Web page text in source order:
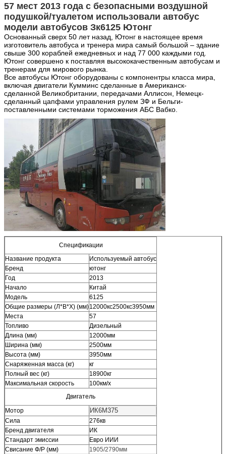
57 мест 2013 года с безопасными воздушной
подушкой/туалетом использовали автобус
модели автобусов Зк6125 Ютонг
Основанный сверх 50 лет назад, Ютонг в настоящее время
изготовитель автобуса и тренера мира самый большой – здание
свыше 300 кораблей ежедневных и над 77 000 каждыми год.
Ютонг совершено к поставляя высококачественным автобусам и
тренерам для мирового рынка.
Все автобусы Ютонг оборудованы с компонентры класса мира,
включая двигатели Кумминс сделанные в Американск-
сделанной Великобритании, передачами Аллисон, Немецк-
сделанный цапфами управления рулем ЗФ и Бельги-
поставленными системами торможения АБС Вабко.
Спецификации
Название продукта
Используемый автобус
Бренд
ютонг
Год
2013
Начало
Китай
Модель
6125
Общие размеры (Л*В*Х) (мм)12000кс2500кс3950мм
Места
57
Топливо
Дизельный
Длина (мм)
12000мм
Ширина (мм)
2500мм
Высота (мм)
3950мм
Снаряженная масса (кг)
кг
Полный вес (кг)
18900кг
Максимальная скорость
100км/х
Двигатель
Мотор
ИК6М375
Сила
276кв
Бренд двигателя
ИК
Стандарт эмиссии
Евро ИИИ
Свисание Ф/Р (мм)
1905/2790мм